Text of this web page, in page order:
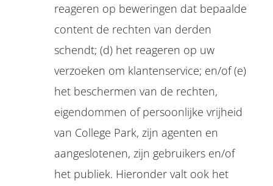
reageren op beweringen dat bepaalde
content de rechten van derden
schendt; (d) het reageren op uw
verzoeken om klantenservice; en/of (e)
het beschermen van de rechten,
eigendommen of persoonlijke vrijheid
van College Park, zijn agenten en
aangeslotenen, zijn gebruikers en/of
het publiek. Hieronder valt ook het